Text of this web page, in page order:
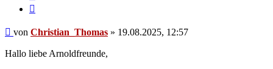
Beitrag
von Christian_Thomas » 19.08.2025, 12:57
Hallo liebe Arnoldfreunde,